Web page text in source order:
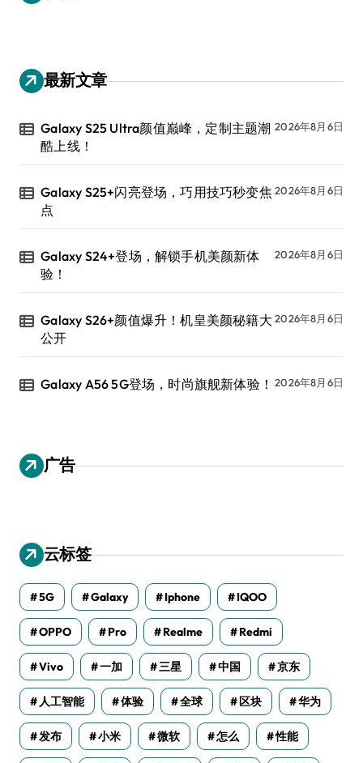
最新文章
Galaxy S25 Ultra颜值巅峰，定制主题潮
酷上线！
2026年8月6日
Galaxy S25+闪亮登场，巧用技巧秒变焦
点
2026年8月6日
Galaxy S24+登场，解锁手机美颜新体
验！
2026年8月6日
Galaxy S26+颜值爆升！机皇美颜秘籍大
公开
2026年8月6日
Galaxy A56 5G登场，时尚旗舰新体验！ 2026年8月6日
广告
云标签
5G Galaxy Iphone IQOO
OPPO Pro Realme Redmi
Vivo 一加 三星 中国 京东
人工智能 体验 全球 区块 华为
发布 小米 微软 怎么 性能